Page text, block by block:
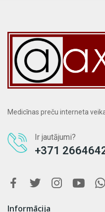
Medicīnas preču interneta
Ir jautājumi?
+371
Informācija